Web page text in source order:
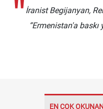
İranist Begijanyan,
“Ermenistan'a
EN ÇOK